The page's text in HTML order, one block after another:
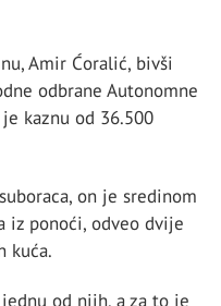
Amir Ćoralić, bivši
odbrane Autonomne
kaznu od 36.500
on je sredinom
iz ponoći, odveo dvije
kuća.
od njih, a za to je